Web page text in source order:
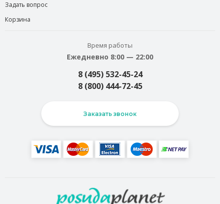
Задать вопрос
Корзина
Время работы
Ежедневно 8:00 — 22:00
8 (495) 532-45-24
8 (800) 444-72-45
Заказать звонок